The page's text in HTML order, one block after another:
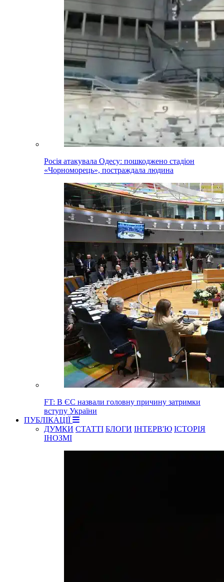
Росія атакувала Одесу: пошкоджено стадіон
«Чорноморець», постраждала людина
FT: В ЄС назвали головну причину затримки
вступу України
ПУБЛІКАЦІЇ
ДУМКИ СТАТТІ БЛОГИ ІНТЕРВ'Ю ІСТОРІЯ
ІНОЗМІ